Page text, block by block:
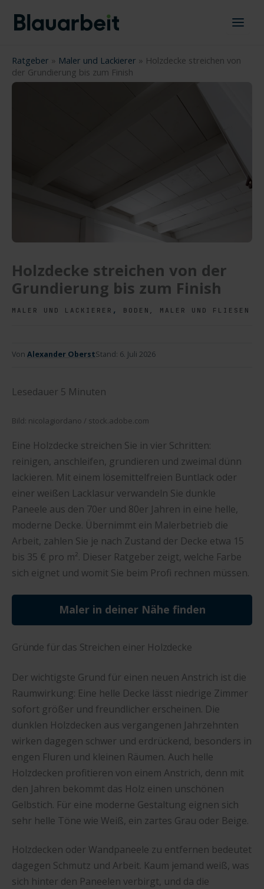
Inhalt
springen
Ratgeber » Maler und Lackierer » Holzdecke streichen von
der Grundierung bis zum Finish
Holzdecke streichen von der
Grundierung bis zum Finish
MALER UND LACKIERER , BODEN, MALER UND FLIESEN
Von Alexander OberstStand: 6. Juli 2026
Lesedauer 5 Minuten
Bild: nicolagiordano / stock.adobe.com
Eine Holzdecke streichen Sie in vier Schritten:
reinigen, anschleifen, grundieren und zweimal dünn
lackieren. Mit einem lösemittelfreien Buntlack oder
einer weißen Lacklasur verwandeln Sie dunkle
Paneele aus den 70er und 80er Jahren in eine helle,
moderne Decke. Übernimmt ein Malerbetrieb die
Arbeit, zahlen Sie je nach Zustand der Decke etwa 15
bis 35 € pro m². Dieser Ratgeber zeigt, welche Farbe
sich eignet und womit Sie beim Profi rechnen müssen.
Maler in deiner Nähe finden
Gründe für das Streichen einer Holzdecke
Der wichtigste Grund für einen neuen Anstrich ist die
Raumwirkung: Eine helle Decke lässt niedrige Zimmer
sofort größer und freundlicher erscheinen. Die
dunklen Holzdecken aus vergangenen Jahrzehnten
wirken dagegen schwer und erdrückend, besonders in
engen Fluren und kleinen Räumen. Auch helle
Holzdecken profitieren von einem Anstrich, denn mit
den Jahren bekommt das Holz einen unschönen
Gelbstich. Für eine moderne Gestaltung eignen sich
sehr helle Töne wie Weiß, ein zartes Grau oder Beige.
Holzdecken oder Wandpaneele zu entfernen bedeutet
dagegen Schmutz und Arbeit. Kaum jemand weiß, was
sich hinter den Paneelen verbirgt, und da die